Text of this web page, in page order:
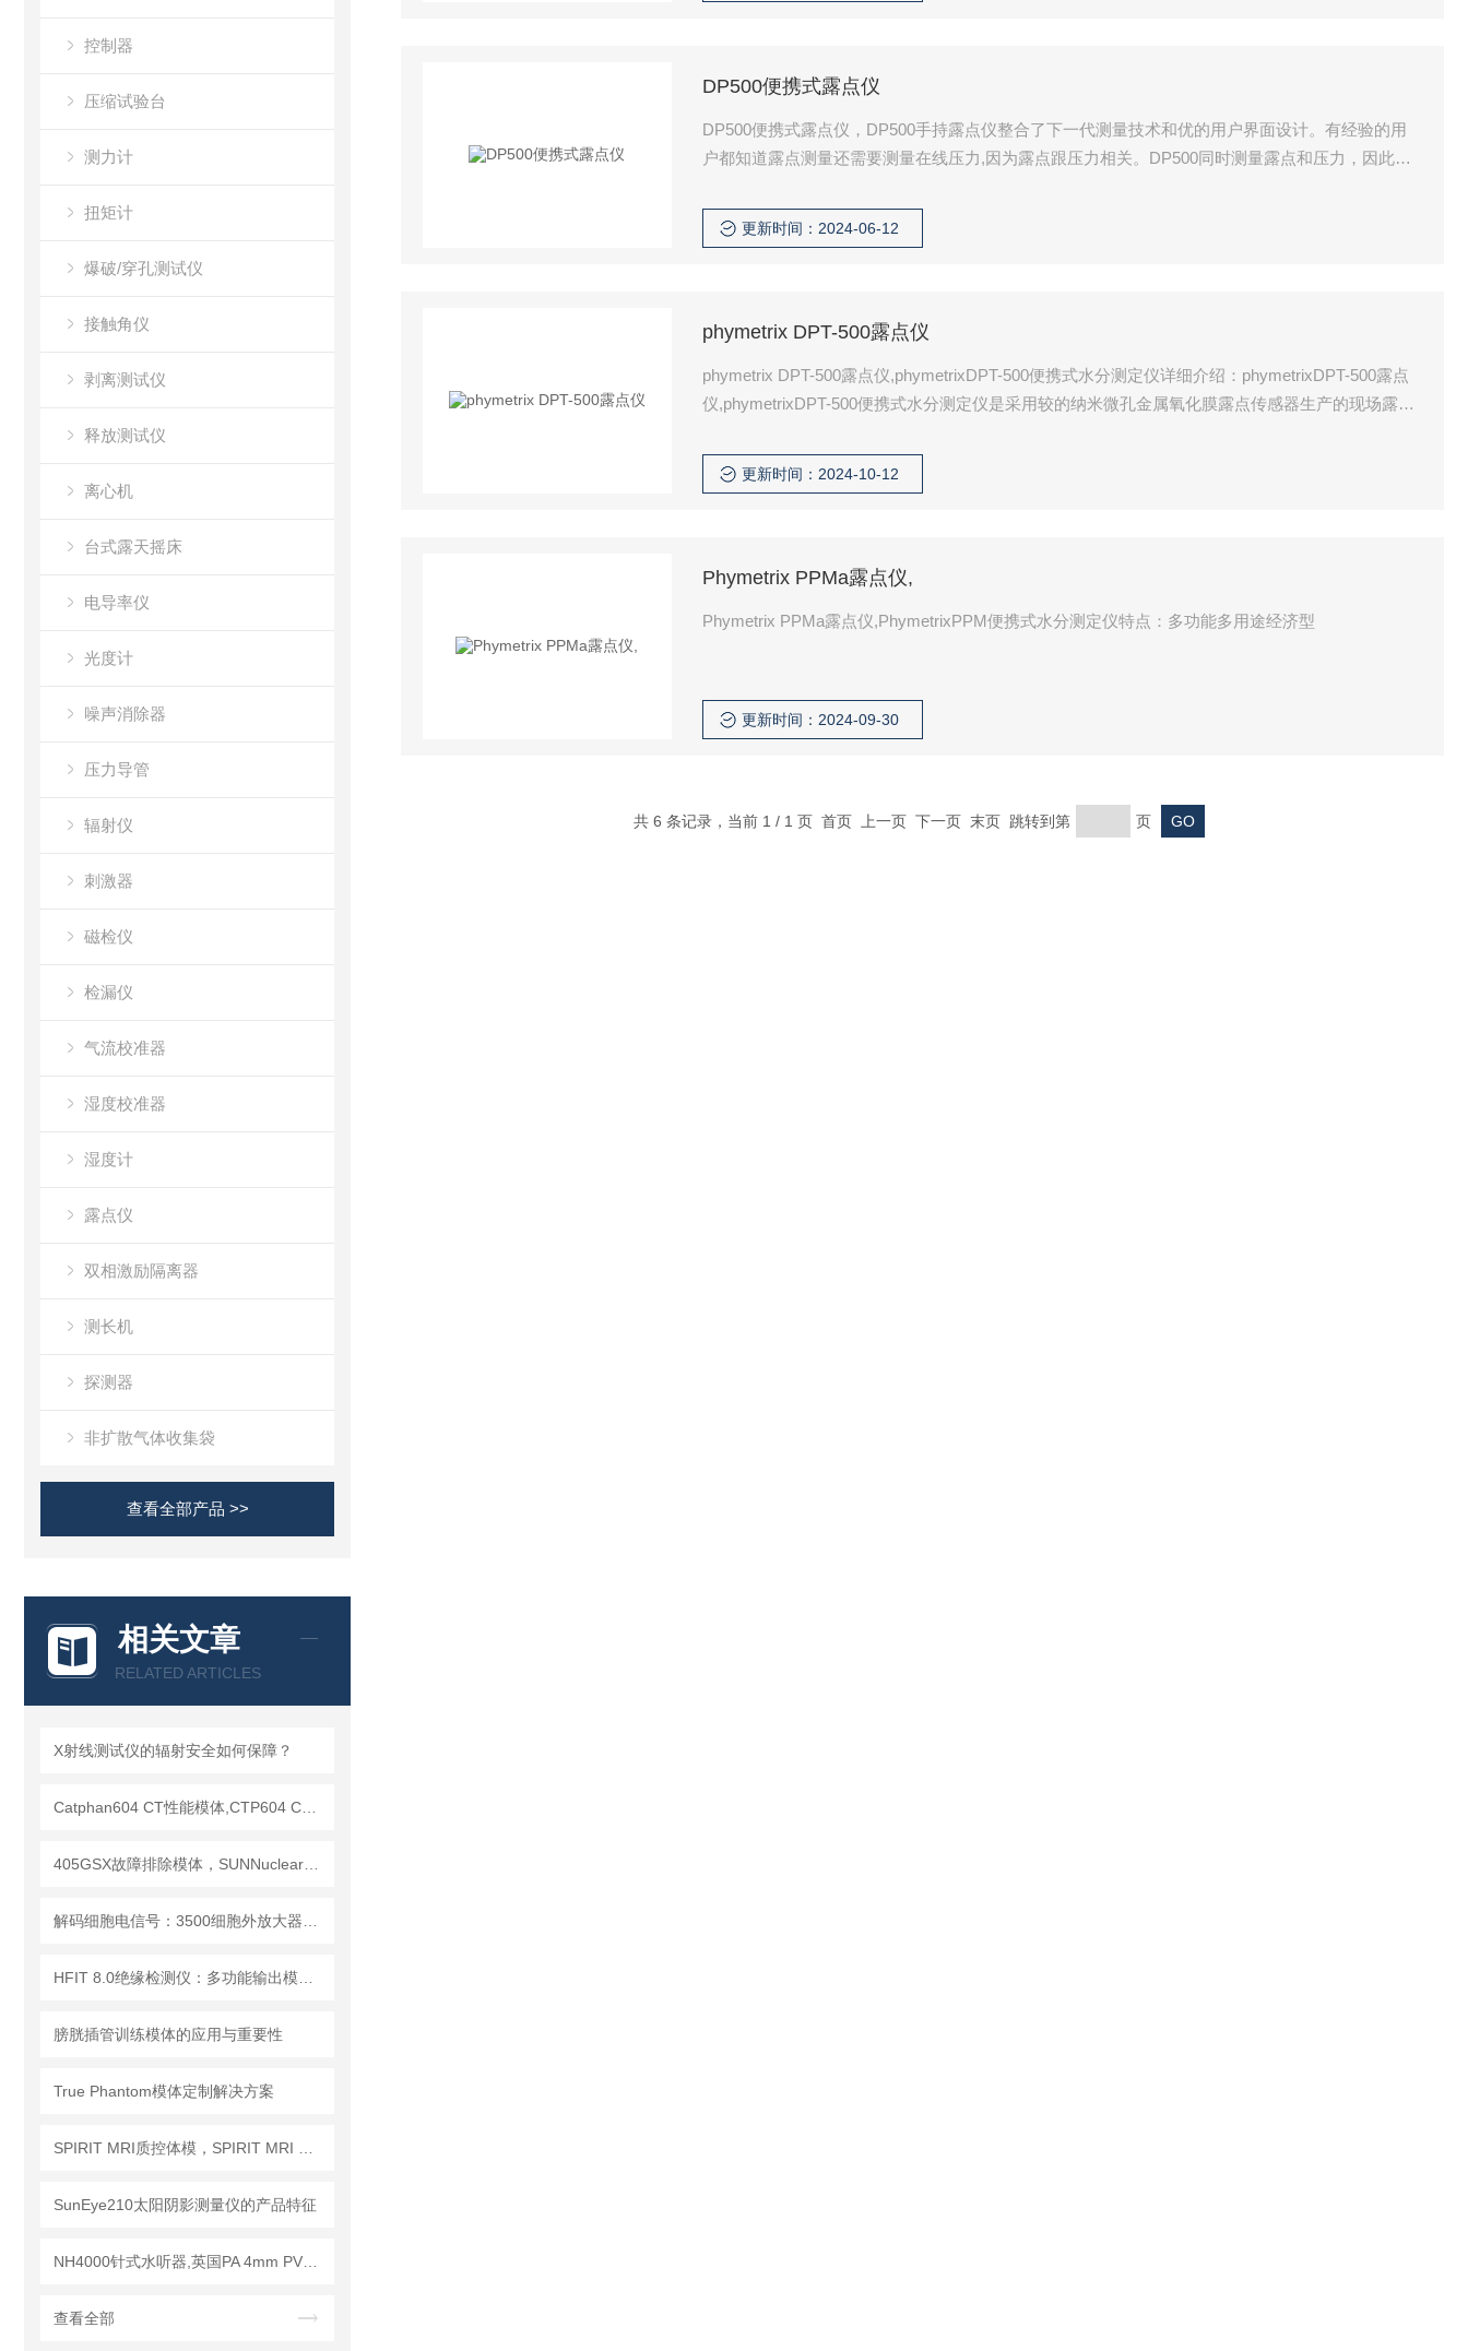
控制器
压缩试验台
测力计
扭矩计
爆破/穿孔测试仪
接触角仪
剥离测试仪
释放测试仪
离心机
台式露天摇床
电导率仪
光度计
噪声消除器
压力导管
辐射仪
刺激器
磁检仪
检漏仪
气流校准器
湿度校准器
湿度计
露点仪
双相激励隔离器
测长机
探测器
非扩散气体收集袋
查看全部产品 >>
相关文章
RELATED ARTICLES
X射线测试仪的辐射安全如何保障？
膀胱插管训练模体的应用与重要性
True Phantom模体定制解决方案
SunEye210太阳阴影测量仪的产品特征
查看全部
DP500便携式露点仪
DP500便携式露点仪，DP500手持露点仪整合了下一代测量技术和优的用户界面设计。有经验的用
户都知道露点测量还需要测量在线压力,因为露点跟压力相关。DP500同时测量露点和压力，因此用
更新时间：2024-06-12
phymetrix DPT-500露点仪
phymetrix DPT-500露点仪,phymetrixDPT-500便携式水分测定仪详细介绍：phymetrixDPT-500露点
仪,phymetrixDPT-500便携式水分测定仪是采用较的纳米微孔金属氧化膜露点传感器生产的现场露点
更新时间：2024-10-12
Phymetrix PPMa露点仪,
Phymetrix PPMa露点仪,PhymetrixPPM便携式水分测定仪特点：多功能多用途经济型
更新时间：2024-09-30
共 6 条记录，当前 1 / 1 页 首页 上一页 下一页 末页 跳转到第 页